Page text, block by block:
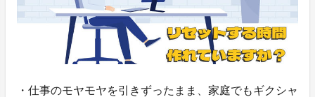
・仕事のモヤモヤを引きずったまま、家庭でもギクシャ